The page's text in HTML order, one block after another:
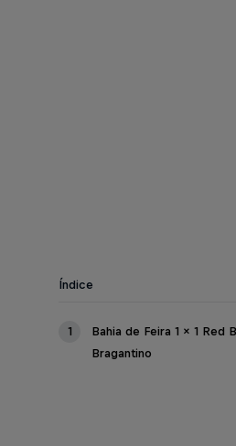
Índice
1
Bahia de Feira 1 x 1 Red
Bragantino